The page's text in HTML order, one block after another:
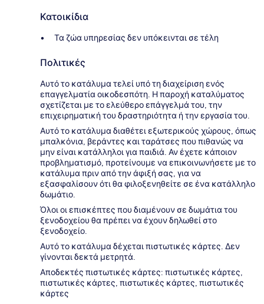
Κατοικίδια
Τα ζώα υπηρεσίας δεν υπόκεινται σε τέλη
Πολιτικές
Αυτό το κατάλυμα τελεί υπό τη διαχείριση ενός
επαγγελματία οικοδεσπότη. Η παροχή καταλύματος
σχετίζεται με το ελεύθερο επάγγελμά του, την
επιχειρηματική του δραστηριότητα ή την εργασία του.
Αυτό το κατάλυμα διαθέτει εξωτερικούς χώρους, όπως
μπαλκόνια, βεράντες και ταράτσες που πιθανώς να
μην είναι κατάλληλοι για παιδιά. Αν έχετε κάποιον
προβληματισμό, προτείνουμε να επικοινωνήσετε με το
κατάλυμα πριν από την άφιξή σας, για να
εξασφαλίσουν ότι θα φιλοξενηθείτε σε ένα κατάλληλο
δωμάτιο.
Όλοι οι επισκέπτες που διαμένουν σε δωμάτια του
ξενοδοχείου θα πρέπει να έχουν δηλωθεί στο
ξενοδοχείο.
Αυτό το κατάλυμα δέχεται πιστωτικές κάρτες. Δεν
γίνονται δεκτά μετρητά.
Αποδεκτές πιστωτικές κάρτες: πιστωτικές κάρτες,
πιστωτικές κάρτες, πιστωτικές κάρτες, πιστωτικές
κάρτες